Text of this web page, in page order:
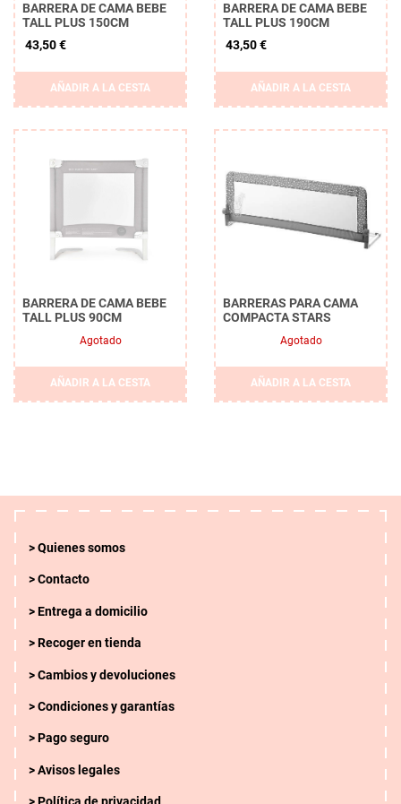
BARRERA DE CAMA BEBE
TALL PLUS 150CM
43,50 €
AÑADIR A LA CESTA
BARRERA DE CAMA BEBE
TALL PLUS 190CM
43,50 €
AÑADIR A LA CESTA
BARRERA DE CAMA BEBE
TALL PLUS 90CM
Agotado
AÑADIR A LA CESTA
BARRERAS PARA CAMA
COMPACTA STARS
Agotado
AÑADIR A LA CESTA
Quienes somos
Contacto
Entrega a domicilio
Recoger en tienda
Cambios y devoluciones
Condiciones y garantías
Pago seguro
Avisos legales